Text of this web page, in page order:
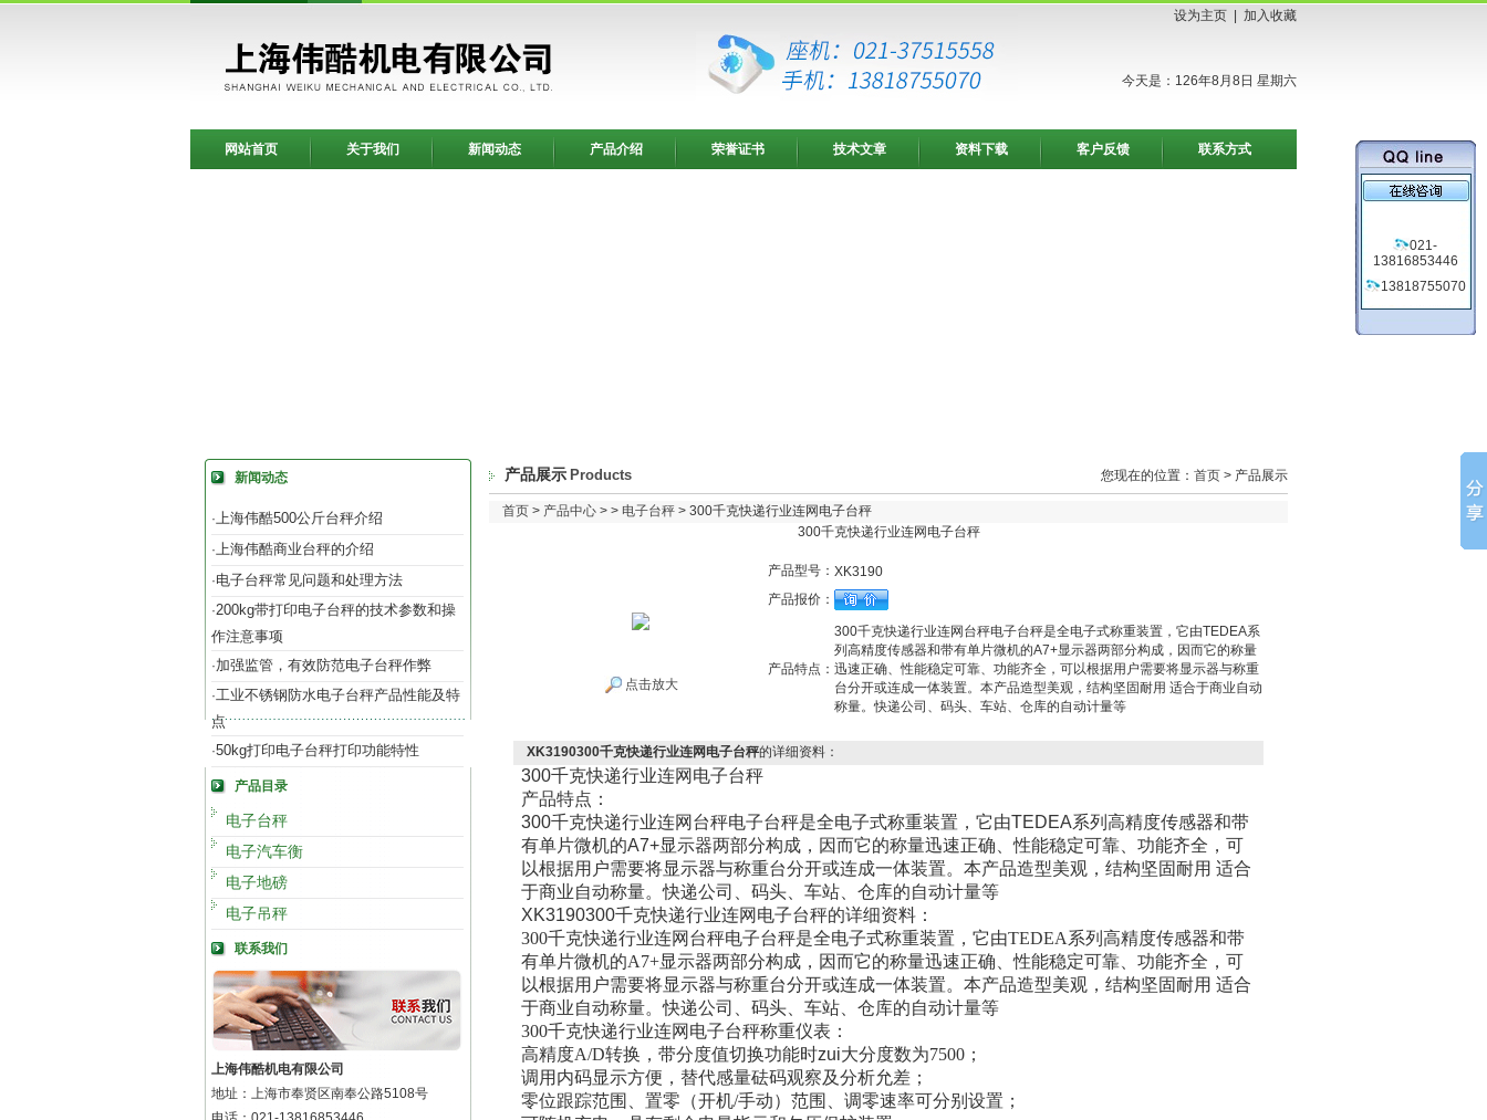
设为主页 加入收藏
今天是：126年8月8日 星期六
网站首页 关于我们 新闻动态 产品介绍 荣誉证书 技术文章 资料下载 客户反馈 联系方式
新闻动态
·上海伟酷500公斤台秤介绍
·上海伟酷商业台秤的介绍
·电子台秤常见问题和处理方法
·200kg带打印电子台秤的技术参数和操
作注意事项
·加强监管，有效防范电子台秤作弊
·工业不锈钢防水电子台秤产品性能及特
点
·50kg打印电子台秤打印功能特性
产品目录
电子台秤
电子汽车衡
电子地磅
电子吊秤
联系我们
上海伟酷机电有限公司
地址：上海市奉贤区南奉公路5108号
产品展示 Products 您现在的位置： 首页 > 产品展示
首页 > 产品中心 > > 电子台秤 > 300千克快递行业连网电子台秤
300千克快递行业连网电子台秤
点击放大
产品型号： XK3190
产品报价：
产品特点：
300千克快递行业连网台秤电子台秤是全电子式称重装置，它由TEDEA系
列高精度传感器和带有单片微机的A7+显示器两部分构成，因而它的称量
迅速正确、性能稳定可靠、功能齐全，可以根据用户需要将显示器与称重
台分开或连成一体装置。本产品造型美观，结构坚固耐用 适合于商业自动
称量。快递公司、码头、车站、仓库的自动计量等
XK3190300千克快递行业连网电子台秤的详细资料：
300千克快递行业连网电子台秤
产品特点：
300千克快递行业连网台秤电子台秤是全电子式称重装置，它由TEDEA系列高精度传感器和带
有单片微机的A7+显示器两部分构成，因而它的称量迅速正确、性能稳定可靠、功能齐全，可
以根据用户需要将显示器与称重台分开或连成一体装置。本产品造型美观，结构坚固耐用 适合
于商业自动称量。快递公司、码头、车站、仓库的自动计量等
XK3190300千克快递行业连网 电子台秤的详细资料：
300千克快递行业连网台秤电子台秤是全电子式称重装置，它由TEDEA系列高精度传感器和带
有单片微机的A7+显示器两部分构成，因而它的称量迅速正确、性能稳定可靠、功能齐全，可
以根据用户需要将显示器与称重台分开或连成一体装置。本产品造型美观，结构坚固耐用 适合
于商业自动称量。快递公司、码头、车站、仓库的自动计量等
300千克快递行业连网电子台秤称重仪表：
高精度A/D转换，带分度值切换功能时zui大分度数为7500 ；
调用内码显示方便，替代感量砝码观察及分析允差；
零位跟踪范围、置零（开机/手动）范围、调零速率可分别设置；
021-
13816853446
13818755070